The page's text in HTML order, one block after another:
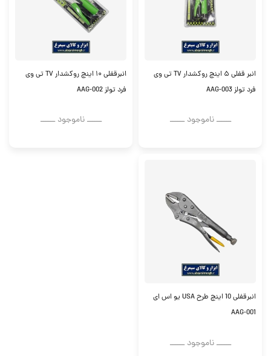
انبر قفلی ۵ اینچ روکشدار TV تی وی
فرد تولز AAG-003
ــــــ ناموجود ــــــ
انبرقفلی ۱۰ اینچ روکشدار TV تی وی
فرد تولز AAG-002
ــــــ ناموجود ــــــ
انبرقفلی 10 اینچ طرح USA یو اس ای
AAG-001
ــــــ ناموجود ــــــ